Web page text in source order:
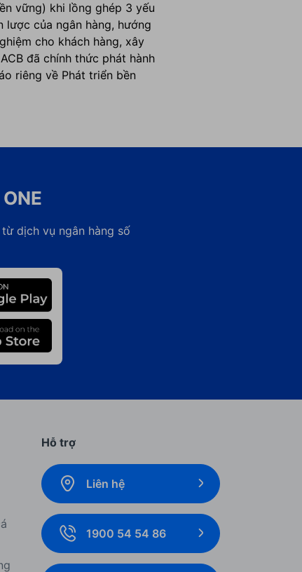
vững) khi lồng ghép 3 yếu
lược của ngân hàng, hướng
cho khách hàng, xây
đã chính thức phát hành
riêng về Phát triển bền
dịch vụ ngân hàng số
Hỗ trợ
Liên hệ
1900 54 54 86